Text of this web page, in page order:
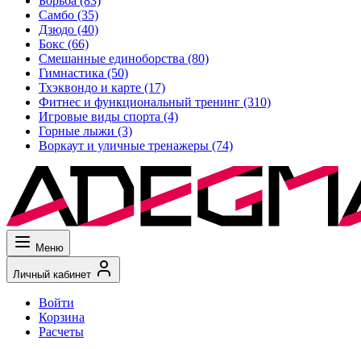
Самбо (35)
Дзюдо (40)
Бокс (66)
Смешанные единоборства (80)
Гимнастика (50)
Тхэквондо и карте (17)
Фитнес и функциональный тренинг (310)
Игровые виды спорта (4)
Горные лыжи (3)
Воркаут и уличные тренажеры (74)
Меню
Личный кабинет
Войти
Корзина
Расчеты